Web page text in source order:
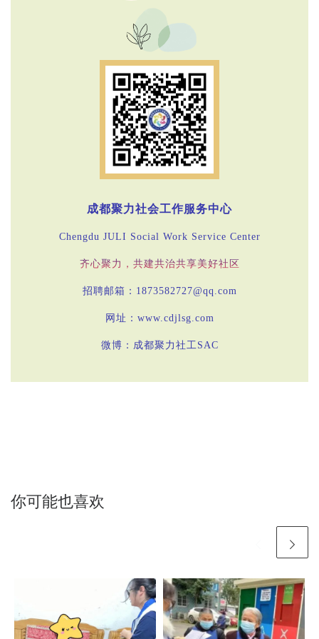
成都聚力社会工作服务中心
Chengdu JULI Social Work Service Center
齐心聚力，共建共治共享美好社区
招聘邮箱：1873582727@qq.com
网址：www.cdjlsg.com
微博：成都聚力社工SAC
你可能也喜欢